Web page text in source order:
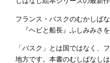
フランス・バスクのむかしば
『ヘビと船長』ふしみみさ
「バスク」とは国ではなく、
地方です。本書のむしばなし